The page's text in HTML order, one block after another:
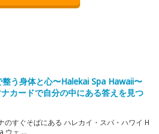
う身体と心〜Halekai Spa Hawaii〜
カードで自分の中にある答えを見つ
のすぐそばにある ハレカイ・スパ・ハワイ H
ウェ ...